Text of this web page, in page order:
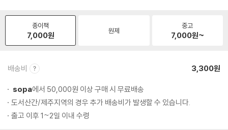
종이책
7,000원 원제
중고
7,000원~
배송비 3,300원
sopa에서 50,000원 이상 구매 시 무료배송
도서산간/제주지역의 경우 추가 배송비가 발생할 수 있습니다.
출고 이후 1~2일 이내 수령